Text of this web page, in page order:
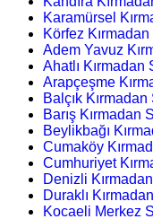
Karamürsel
Körfez
Adem Yavuz
Ahatlı Kırmadan
Arapçeşme
Balçık
Barış Kırmadan
Beylikbağı
Cumaköy
Cumhuriyet
Denizli
Duraklı
Kocaeli Merkez